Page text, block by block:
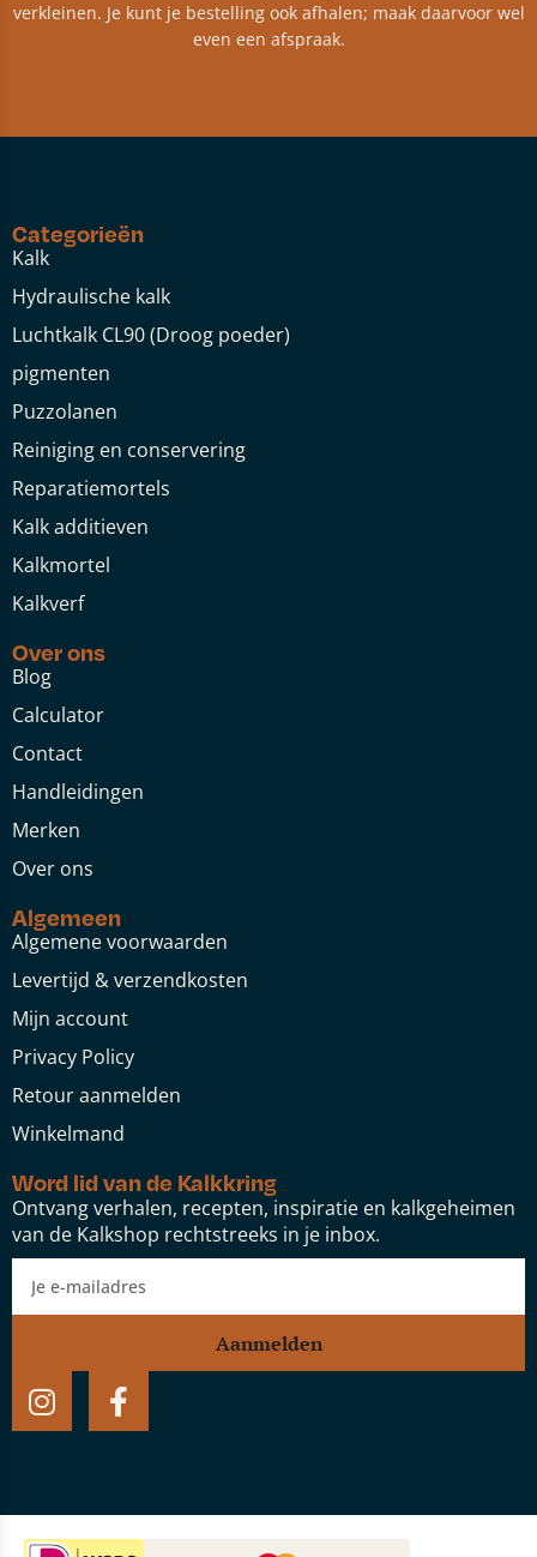
verkleinen. Je kunt je bestelling ook afhalen; maak daarvoor wel
even een afspraak.
Categorieën
Kalk
Hydraulische kalk
Luchtkalk CL90 (Droog poeder)
pigmenten
Puzzolanen
Reiniging en conservering
Reparatiemortels
Kalk additieven
Kalkmortel
Kalkverf
Over ons
Blog
Calculator
Contact
Handleidingen
Merken
Over ons
Algemeen
Algemene voorwaarden
Levertijd & verzendkosten
Mijn account
Privacy Policy
Retour aanmelden
Winkelmand
Word lid van de Kalkkring
Ontvang verhalen, recepten, inspiratie en kalkgeheimen
van de Kalkshop rechtstreeks in je inbox.
Aanmelden